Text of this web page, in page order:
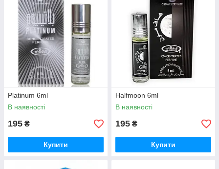
Platinum 6ml
В наявності
195 ₴
Купити
Halfmoon 6ml
В наявності
195 ₴
Купити